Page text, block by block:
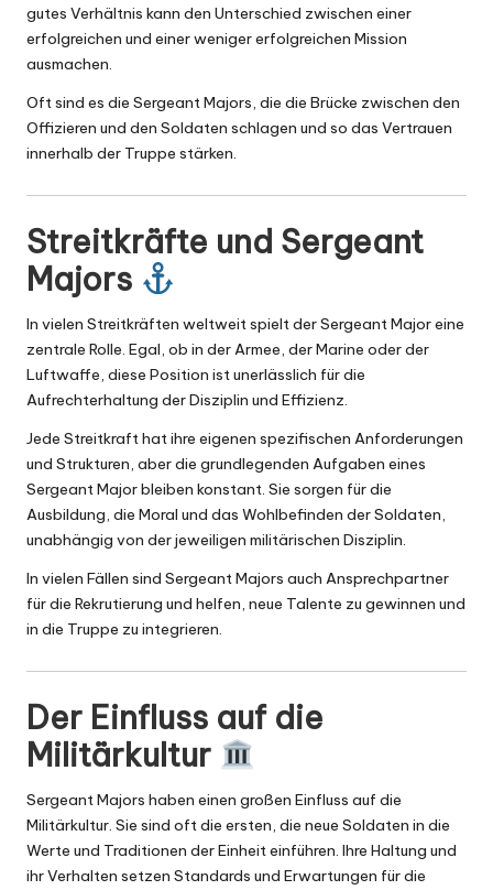
gutes Verhältnis kann den Unterschied zwischen einer
erfolgreichen und einer weniger erfolgreichen Mission
ausmachen.
Oft sind es die Sergeant Majors, die die Brücke zwischen den
Offizieren und den Soldaten schlagen und so das Vertrauen
innerhalb der Truppe stärken.
Streitkräfte und Sergeant
Majors
In vielen Streitkräften weltweit spielt der Sergeant Major eine
zentrale Rolle. Egal, ob in der Armee, der Marine oder der
Luftwaffe, diese Position ist unerlässlich für die
Aufrechterhaltung der Disziplin und Effizienz.
Jede Streitkraft hat ihre eigenen spezifischen Anforderungen
und Strukturen, aber die grundlegenden Aufgaben eines
Sergeant Major bleiben konstant. Sie sorgen für die
Ausbildung, die Moral und das Wohlbefinden der Soldaten,
unabhängig von der jeweiligen militärischen Disziplin.
In vielen Fällen sind Sergeant Majors auch Ansprechpartner
für die Rekrutierung und helfen, neue Talente zu gewinnen und
in die Truppe zu integrieren.
Der Einfluss auf die
Militärkultur
Sergeant Majors haben einen großen Einfluss auf die
Militärkultur. Sie sind oft die ersten, die neue Soldaten in die
Werte und Traditionen der Einheit einführen. Ihre Haltung und
ihr Verhalten setzen Standards und Erwartungen für die